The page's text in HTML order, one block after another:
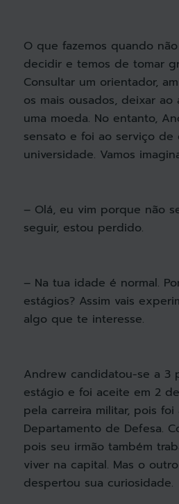
O que fazemos quando
decidir e temos de tomar
Consultar um orientador,
os mais ousados, deixar ao
uma moeda. No entanto,
sensato e foi ao serviço de
universidade. Vamos
– Olá, eu vim porque não
seguir, estou perdido.
– Na tua idade é normal.
estágios? Assim vais
algo que te interesse.
Andrew candidatou-se a 3
estágio e foi aceite em 2
pela carreira militar, pois
Departamento de Defesa.
pois seu irmão também
viver na capital. Mas o
despertou sua curiosidade.